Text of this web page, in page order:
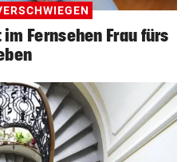
Fernsehen Frau fürs